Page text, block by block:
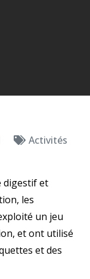
Activités
digestif et
les
un jeu
et ont utilisé
et des